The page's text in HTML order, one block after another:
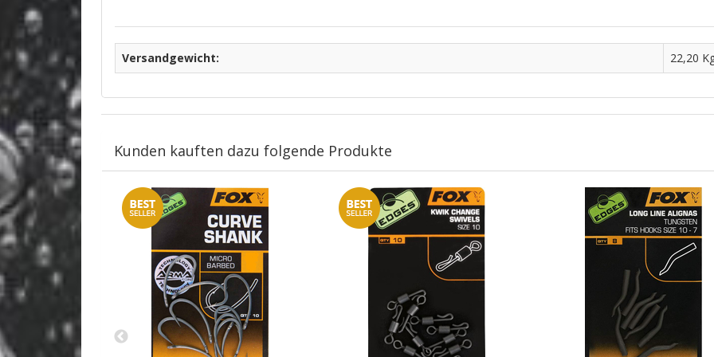
Versandgewicht: 22,20
Kunden kauften dazu folgende Produkte